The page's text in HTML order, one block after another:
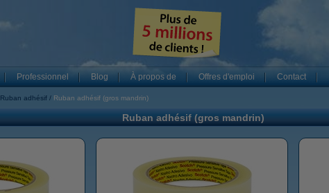
Professionnel Blog À propos de Offres d'emploi Contact
Ruban adhésif Ruban adhésif (gros mandrin)
Ruban adhésif (gros mandrin)